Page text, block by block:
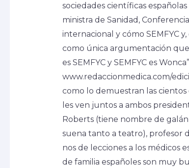
sociedades científicas
ministra de Sanidad,
internacional y cómo SEMFYC
como única argumentación que
es SEMFYC y SEMFYC es
www.redaccionmedica.com/
como lo demuestran las
les ven juntos a ambos
Roberts (tiene nombre de
suena tanto a teatro), profesor
nos de lecciones a los médicos
de familia españoles son muy